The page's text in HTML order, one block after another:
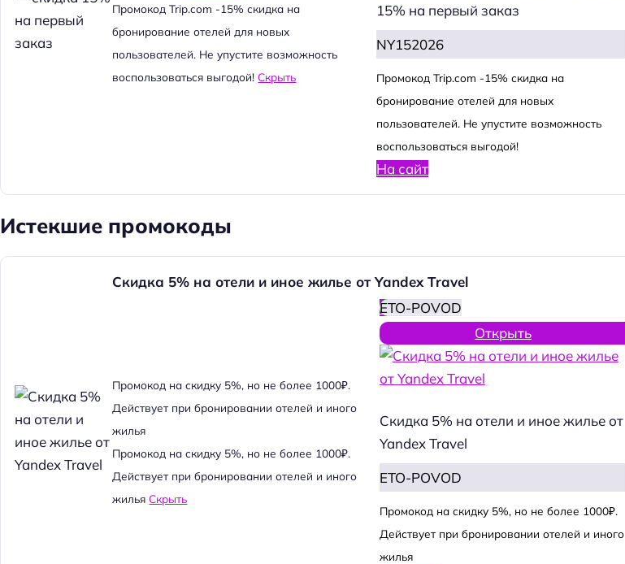
Промокод Trip.com -15% скидка на
бронирование отелей для новых
пользователей. Не упустите возможность
воспользоваться выгодой!Скрыть
15% на первый заказ
NY152026
Промокод Trip.com -15% скидка на
бронирование отелей для новых
пользователей. Не упустите возможность
воспользоваться выгодой!
На сайт
Истекшие промокоды
Скидка 5% на отели и иное жилье от Yandex Travel
Промокод на скидку 5%, но не более 1000₽.
Действует при бронировании отелей и иного
жилья
Промокод на скидку 5%, но не более 1000₽.
Действует при бронировании отелей и иного
жильяСкрыть
ETO-POVOD
Открыть
Скидка 5% на отели и иное жилье от
Yandex Travel
ETO-POVOD
Промокод на скидку 5%, но не более 1000₽.
Действует при бронировании отелей и иного
жилья